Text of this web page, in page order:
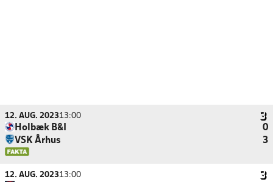
12. AUG. 202313:00
Holbæk B&I
0
VSK Århus
3
12. AUG. 202313:00